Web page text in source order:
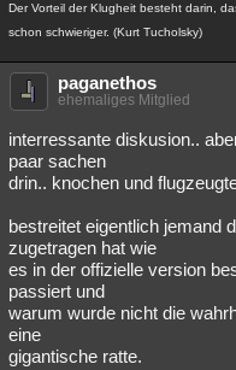
Der Vorteil der Klugheit besteht darin,
schon schwieriger. (Kurt Tucholsky)
paganethos
ehemaliges Mitglied
interressante diskusion..
paar sachen
drin.. knochen und
bestreitet eigentlich jemand
zugetragen hat wie
es in der offizielle version
passiert und
warum wurde nicht die
eine
gigantische ratte.